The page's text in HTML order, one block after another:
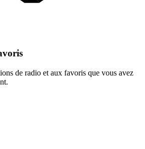
de radio et aux favoris que vous avez